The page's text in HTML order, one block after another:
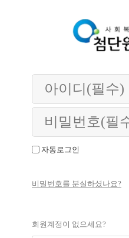
자동로그인
비밀번호를 분실하셨나요?
회원계정이 없으세요?